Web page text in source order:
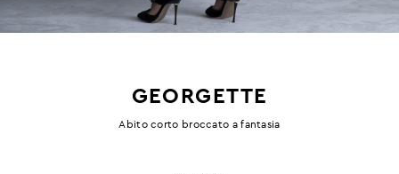
GEORGETTE
Abito corto broccato a fantasia